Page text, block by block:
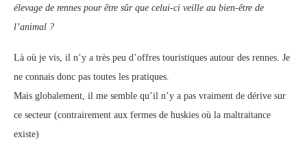
élevage de rennes pour être sûr que celui-ci veille au bien-être de
l’animal ?
Là où je vis, il n’y a très peu d’offres touristiques autour des rennes. Je
ne connais donc pas toutes les pratiques.
Mais globalement, il me semble qu’il n’y a pas vraiment de dérive sur
ce secteur (contrairement aux fermes de huskies où la maltraitance
existe)